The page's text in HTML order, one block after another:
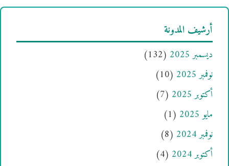
أرشيف المدونة
ديسمبر 2025
(132)
نوفمبر 2025
(10)
أكتوبر 2025
(7)
مايو 2025
(1)
نوفمبر 2024
(8)
أكتوبر 2024
(4)